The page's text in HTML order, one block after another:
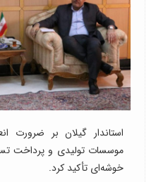
استاندار گیلان بر ضرورت
موسسات تولیدی و پرداخت
خوشه‌ای تأکید کرد.